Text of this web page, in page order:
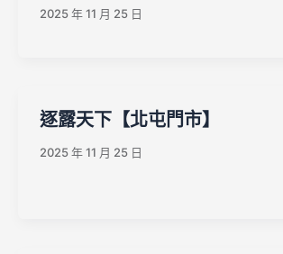
2025 年 11 月 25 日
逐露天下【北屯門市】
2025 年 11 月 25 日